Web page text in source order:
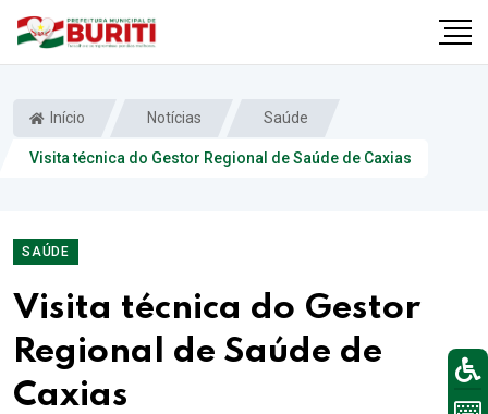
Início Notícias Saúde
Visita técnica do Gestor Regional de Saúde de Caxias
SAÚDE
Visita técnica do Gestor
Regional de Saúde de
Caxias